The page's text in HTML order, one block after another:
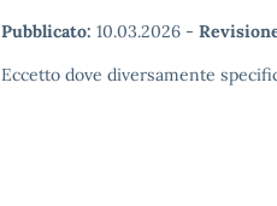
Pubblicato: 10.03.2026 -
Eccetto dove diversamente